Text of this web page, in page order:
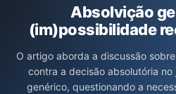
Absolvição
(im)possibilidade
O artigo aborda a discussão
contra a decisão absolutória
genérico, questionando a